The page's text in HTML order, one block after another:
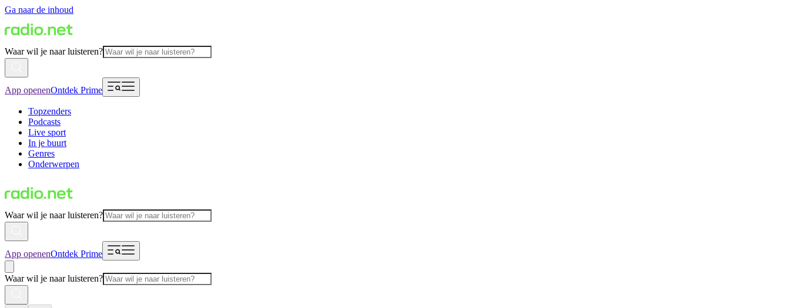
Ga naar de inhoud
Waar wil je naar luisteren?
App openenOntdek Prime
Topzenders
Podcasts
Live sport
In je buurt
Genres
Onderwerpen
Waar wil je naar luisteren?
App openenOntdek Prime
Waar wil je naar luisteren?